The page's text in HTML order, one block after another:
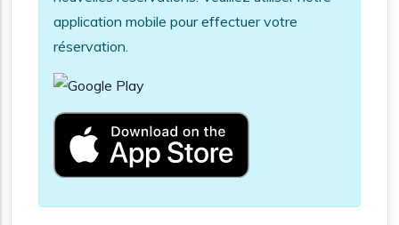
application mobile pour effectuer votre
réservation.